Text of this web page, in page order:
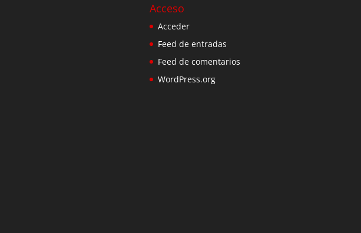
Acceso
Acceder
Feed de entradas
Feed de comentarios
WordPress.org